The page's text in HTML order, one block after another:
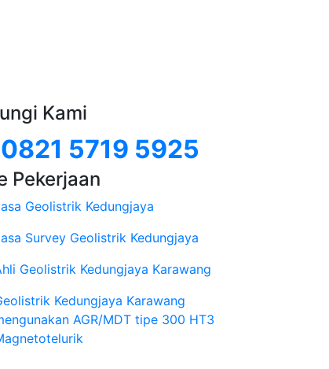
Kami
0821 5719 5925
Pekerjaan
Geolistrik Kedungjaya
Survey Geolistrik Kedungjaya
Geolistrik Kedungjaya Karawang
Kedungjaya Karawang
AGR/MDT tipe 300 HT3